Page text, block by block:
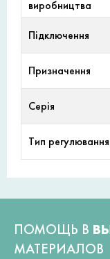
виробництва
Підключення
Призначення
Серія
Тип регулювання
ПОМОЩЬ В
МАТЕРИАЛОВ